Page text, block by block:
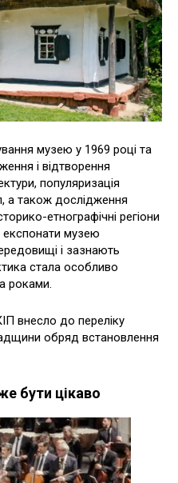
музею у 1969 році та
і відтворення
популяризація
а також дослідження
етнографічні регіони
експонати музею
і зазнають
стала особливо
роками.
внесло до переліку
обряд встановлення
бути цікаво